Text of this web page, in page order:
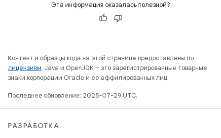
Эта информация оказалась полезной?
Контент и образцы кода на этой странице предоставлены по
лицензиям. Java и OpenJDK – это зарегистрированные товарные
знаки корпорации Oracle и ее аффилированных лиц.
Последнее обновление: 2025-07-29 UTC.
РАЗРАБОТКА